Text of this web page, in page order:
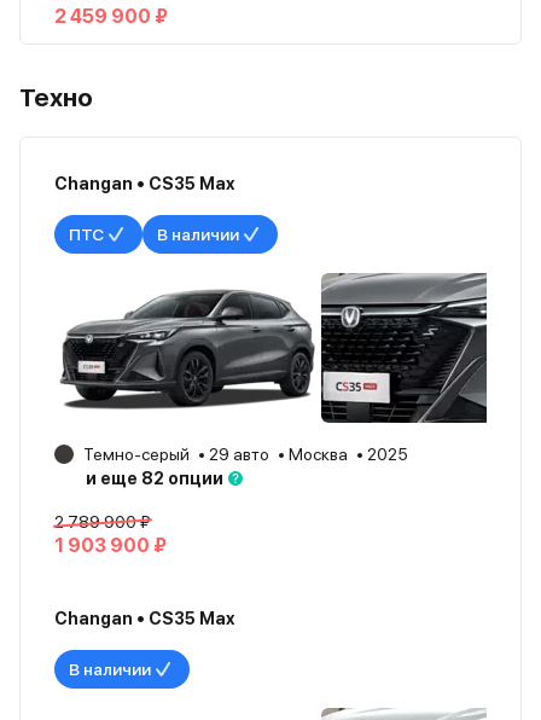
2 459 900 ₽
Техно
Changan • CS35 Max
ПТС В наличии
Темно-серый 29 авто Москва
2025
и еще 82 опции
2 789 900 ₽
1 903 900 ₽
Changan • CS35 Max
В наличии